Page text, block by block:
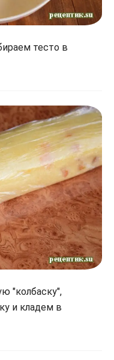
тесто в
"колбаску",
и кладем в